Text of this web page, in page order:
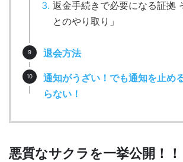
返金手続きで必要になる証拠
とのやり取り」
退会方法
通知がうざい！でも通知を止め
らない！
悪質なサクラを一挙公開！！